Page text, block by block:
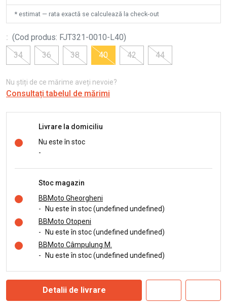
* estimat — rata exactă se calculează la check-out
: (Cod produs: FJT321-0010-L40)
34
36 38 40 42 44
Nu știți de ce mărime aveți nevoie?
Consultați tabelul de mărimi
Livrare la domiciliu
Nu este în stoc
-
Stoc magazin
BBMoto Gheorgheni
-
Nu este în stoc (undefined undefined)
BBMoto Otopeni
-
Nu este în stoc (undefined undefined)
BBMoto Câmpulung M.
-
Nu este în stoc (undefined undefined)
Detalii de livrare